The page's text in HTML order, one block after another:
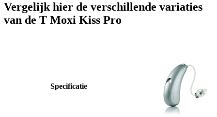
Vergelijk hier de verschillende variaties
van de T Moxi Kiss Pro
Specificatie